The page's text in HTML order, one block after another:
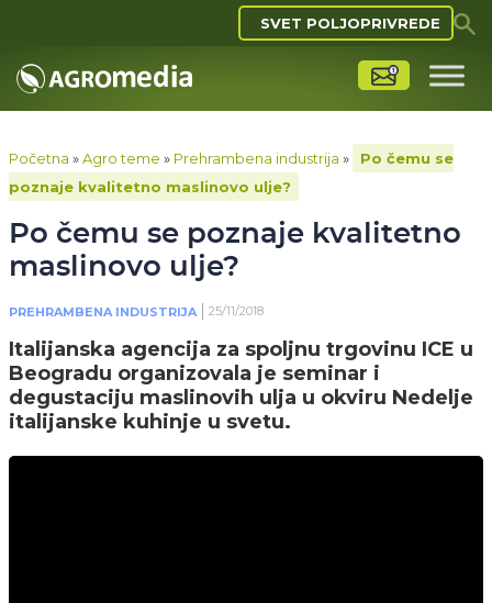
SVET POLJOPRIVREDE
Početna »Agro teme » Prehrambena industrija »
Po čemu se
poznaje kvalitetno maslinovo ulje?
Po čemu se poznaje kvalitetno
maslinovo ulje?
PREHRAMBENA INDUSTRIJA 25/11/2018
Italijanska agencija za spoljnu trgovinu ICE u
Beogradu organizovala je seminar i
degustaciju maslinovih ulja u okviru Nedelje
italijanske kuhinje u svetu.